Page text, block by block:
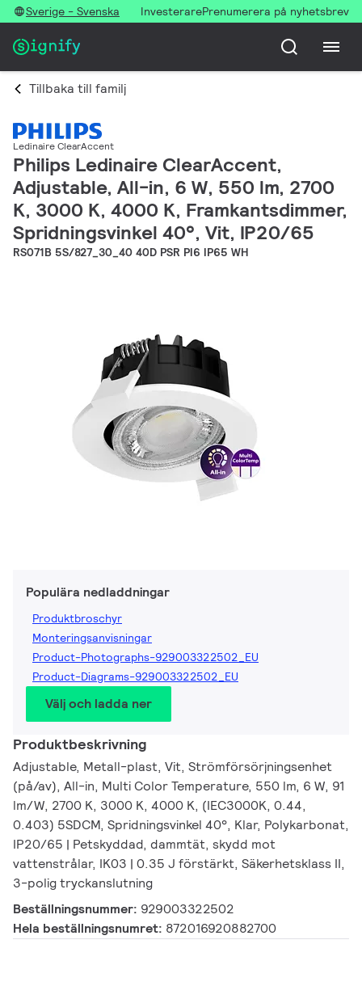
Sverige - Svenska InvesterarePrenumerera på nyhetsbrev
Tillbaka till familj
Ledinaire ClearAccent
Philips Ledinaire ClearAccent,
Adjustable, All-in, 6 W, 550 lm, 2700
K, 3000 K, 4000 K, Framkantsdimmer,
Spridningsvinkel 40°, Vit, IP20/65
RS071B 5S/827_30_40 40D PSR PI6 IP65 WH
Populära nedladdningar
Produktbroschyr
Monteringsanvisningar
Product-Photographs-929003322502_EU
Product-Diagrams-929003322502_EU
Välj och ladda ner
Produktbeskrivning
Adjustable, Metall-plast, Vit, Strömförsörjningsenhet
(på/av), All-in, Multi Color Temperature, 550 lm, 6 W, 91
lm/W, 2700 K, 3000 K, 4000 K, (IEC3000K, 0.44,
0.403) 5SDCM, Spridningsvinkel 40°, Klar, Polykarbonat,
IP20/65 | Petskyddad, dammtät, skydd mot
vattenstrålar, IK03 | 0.35 J förstärkt, Säkerhetsklass II,
3-polig tryckanslutning
Beställningsnummer: 929003322502
Hela beställningsnumret: 872016920882700